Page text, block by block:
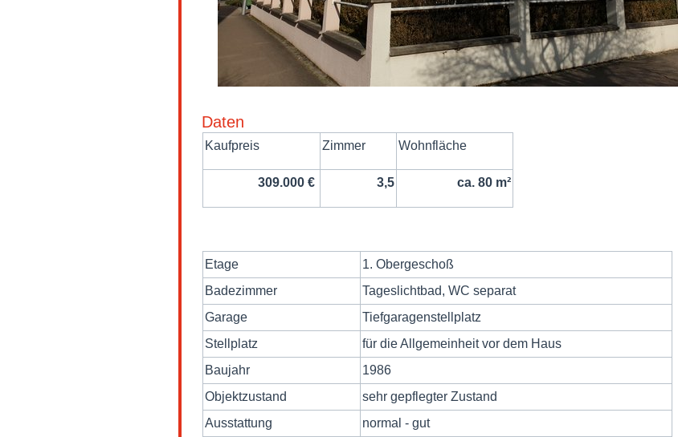
Daten
Kaufpreis Zimmer Wohnfläche
309.000 € 3,5 ca. 80 m²
Etage
1. Obergeschoß
Badezimmer
Tageslichtbad, WC separat
Garage
Tiefgaragenstellplatz
Stellplatz
für die Allgemeinheit vor dem Haus
Baujahr
1986
Objektzustand
sehr gepflegter Zustand
Ausstattung
normal - gut